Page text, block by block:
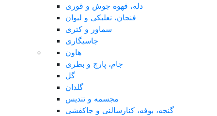
دله، قهوه جوش و قوری
فنجان، نعلبکی و لیوان
سماور و کتری
جاسیگاری
هاون
جام، پارچ و بطری
گل
گلدان
مجسمه و تندیس
گنجه، بوفه، کنارسالنی و جاکفشی